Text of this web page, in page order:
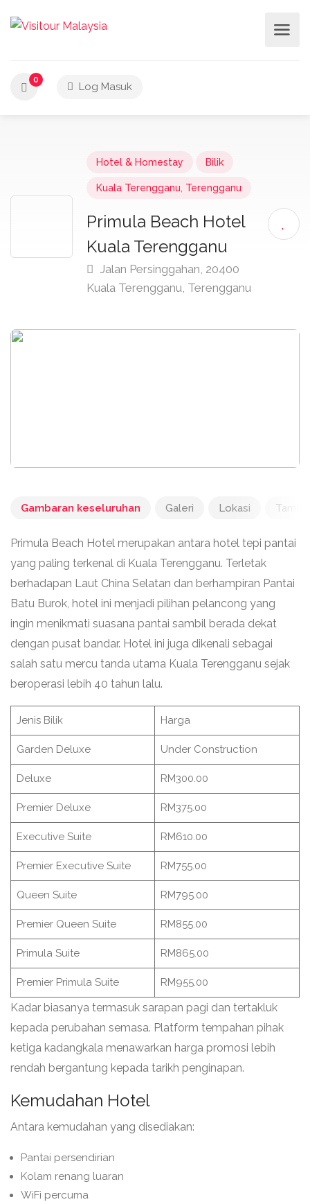
0
Log Masuk
Hotel & Homestay Bilik
Kuala Terengganu Terengganu
Primula Beach Hotel
Kuala Terengganu
Jalan Persinggahan, 20400
Kuala Terengganu, Terengganu
Gambaran keseluruhan Galeri Lokasi
Primula Beach Hotel merupakan antara hotel tepi pantai
yang paling terkenal di Kuala Terengganu. Terletak
berhadapan Laut China Selatan dan berhampiran Pantai
Batu Burok, hotel ini menjadi pilihan pelancong yang
ingin menikmati suasana pantai sambil berada dekat
dengan pusat bandar. Hotel ini juga dikenali sebagai
salah satu mercu tanda utama Kuala Terengganu sejak
beroperasi lebih 40 tahun lalu.
Jenis Bilik Harga
Garden Deluxe Under Construction
Deluxe RM300.00
Premier Deluxe RM375.00
Executive Suite RM610.00
Premier Executive Suite RM755.00
Queen Suite RM795.00
Premier Queen Suite RM855.00
Primula Suite RM865.00
Premier Primula Suite RM955.00
Kadar biasanya termasuk sarapan pagi dan tertakluk
kepada perubahan semasa. Platform tempahan pihak
ketiga kadangkala menawarkan harga promosi lebih
rendah bergantung kepada tarikh penginapan.
Kemudahan Hotel
Antara kemudahan yang disediakan:
Pantai persendirian
Kolam renang luaran
WiFi percuma